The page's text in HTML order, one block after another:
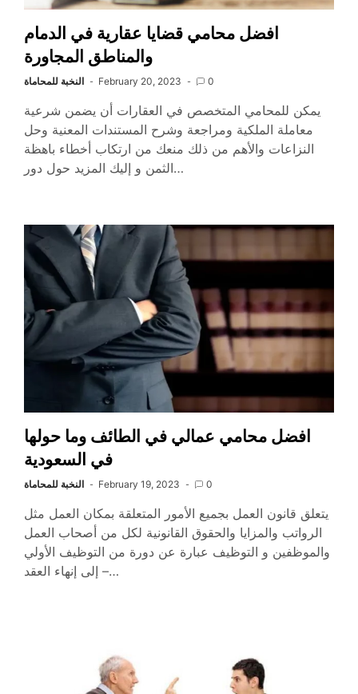
افضل محامي قضايا عقارية في الدمام
والمناطق المجاورة
النخبة للمحاماة February 20, 2023 0
يمكن للمحامي المتخصص في العقارات أن يضمن شرعية
معاملة الملكية ومراجعة وشرح المستندات المعنية وحل
النزاعات والأهم من ذلك منعك من ارتكاب أخطاء باهظة
الثمن و إليك المزيد حول دور…
افضل محامي عمالي في الطائف وما حولها
في السعودية
النخبة للمحاماة February 19, 2023 0
يتعلق قانون العمل بجميع الأمور المتعلقة بمكان العمل مثل
الرواتب والمزايا والحقوق القانونية لكل من أصحاب العمل
والموظفين و التوظيف عبارة عن دورة من التوظيف الأولي
إلى إنهاء العقد –…